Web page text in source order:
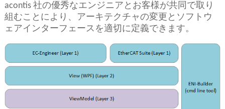
acontis 社の優秀なエンジニアとお客様が共同で取り
組むことにより、アーキテクチャの変更とソフトウ
ェアインターフェースを適切に定義できます。